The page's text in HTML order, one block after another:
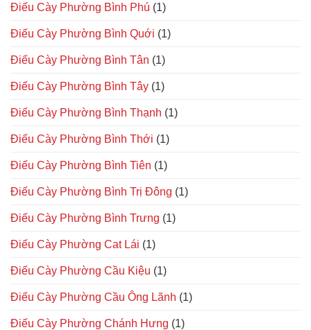
Điếu Cày Phường Bình Phú (1)
Điếu Cày Phường Bình Quới (1)
Điếu Cày Phường Bình Tân (1)
Điếu Cày Phường Bình Tây (1)
Điếu Cày Phường Bình Thạnh (1)
Điếu Cày Phường Bình Thới (1)
Điếu Cày Phường Bình Tiên (1)
Điếu Cày Phường Bình Trị Đông (1)
Điếu Cày Phường Bình Trưng (1)
Điếu Cày Phường Cat Lái (1)
Điếu Cày Phường Cầu Kiệu (1)
Điếu Cày Phường Cầu Ông Lãnh (1)
Điếu Cày Phường Chánh Hưng (1)